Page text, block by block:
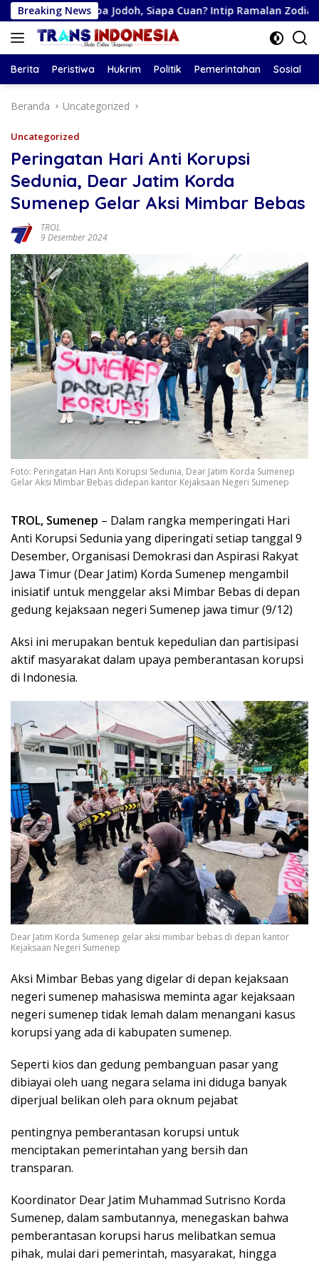
Langsung
ke
konten
Breaking News
Siapa Jodoh, Siapa Cuan? Intip Ramalan Zodiak Minggu Ini
Berita Peristiwa Hukrim Politik Pemerintahan Sosial
Beranda Uncategorized
Uncategorized
Peringatan Hari Anti Korupsi
Sedunia, Dear Jatim Korda
Sumenep Gelar Aksi Mimbar Bebas
TROL
9 Desember 2024
Foto: Peringatan Hari Anti Korupsi Sedunia, Dear Jatim Korda Sumenep
Gelar Aksi Mimbar Bebas didepan kantor Kejaksaan Negeri Sumenep
TROL, Sumenep – Dalam rangka memperingati Hari
Anti Korupsi Sedunia yang diperingati setiap tanggal 9
Desember, Organisasi Demokrasi dan Aspirasi Rakyat
Jawa Timur (Dear Jatim) Korda Sumenep mengambil
inisiatif untuk menggelar aksi Mimbar Bebas di depan
gedung kejaksaan negeri Sumenep jawa timur (9/12)
Aksi ini merupakan bentuk kepedulian dan partisipasi
aktif masyarakat dalam upaya pemberantasan korupsi
di Indonesia.
Dear Jatim Korda Sumenep gelar aksi mimbar bebas di depan kantor
Kejaksaan Negeri Sumenep
Aksi Mimbar Bebas yang digelar di depan kejaksaan
negeri sumenep mahasiswa meminta agar kejaksaan
negeri sumenep tidak lemah dalam menangani kasus
korupsi yang ada di kabupaten sumenep.
Seperti kios dan gedung pembanguan pasar yang
dibiayai oleh uang negara selama ini diduga banyak
diperjual belikan oleh para oknum pejabat
pentingnya pemberantasan korupsi untuk
menciptakan pemerintahan yang bersih dan
transparan.
Koordinator Dear Jatim Muhammad Sutrisno Korda
Sumenep, dalam sambutannya, menegaskan bahwa
pemberantasan korupsi harus melibatkan semua
pihak, mulai dari pemerintah, masyarakat, hingga